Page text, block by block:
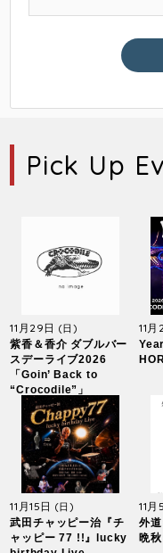
Pick Up
11月29日 (日)
紫香＆香介 ダブルバー
スデーライブ2026
「Goin’ Back to
“Crocodile”」
11
11月15日 (日)
武田チャッピー治『チ
ャッピー 77 !!』lucky
11月
外
晩秋